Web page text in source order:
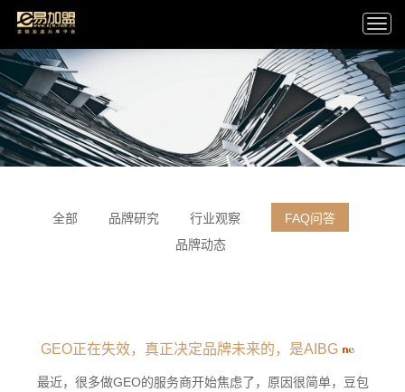
全部 品牌研究 行业观察
FAQ问答
品牌动态
GEO正在失效，真正决定品牌未来的，是AIBG
最近，很多做GEO的服务商开始焦虑了，原因很简单，豆包